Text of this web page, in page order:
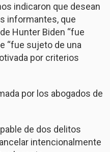
indicaron que desean
informantes, que
Hunter Biden “fue
“fue sujeto de una
por criterios
por los abogados de
de dos delitos
intencionalmente